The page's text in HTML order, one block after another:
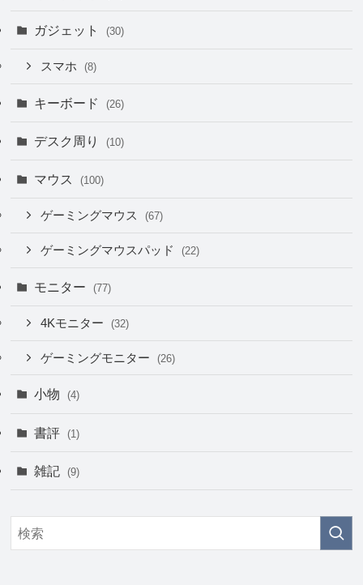
ガジェット (30)
スマホ (8)
キーボード (26)
デスク周り (10)
マウス (100)
ゲーミングマウス (67)
ゲーミングマウスパッド (22)
モニター (77)
4Kモニター (32)
ゲーミングモニター (26)
小物 (4)
書評 (1)
雑記 (9)